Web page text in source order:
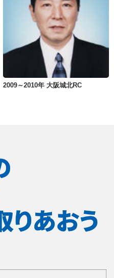
2009～2010年 大阪城北RC